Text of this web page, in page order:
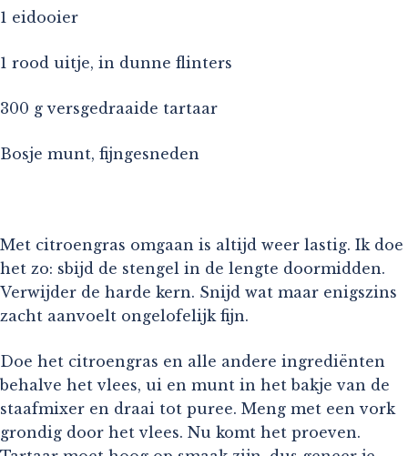
1 eidooier
1 rood uitje, in dunne flinters
300 g versgedraaide tartaar
Bosje munt, fijngesneden
Met citroengras omgaan is altijd weer lastig. Ik doe
het zo: sbijd de stengel in de lengte doormidden.
Verwijder de harde kern. Snijd wat maar enigszins
zacht aanvoelt ongelofelijk fijn.
Doe het citroengras en alle andere ingrediënten
behalve het vlees, ui en munt in het bakje van de
staafmixer en draai tot puree. Meng met een vork
grondig door het vlees. Nu komt het proeven.